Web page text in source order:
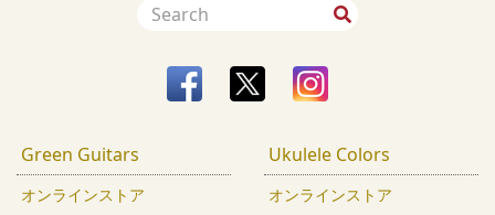
Green Guitars
オンラインストア
Ukulele Colors
オンラインストア